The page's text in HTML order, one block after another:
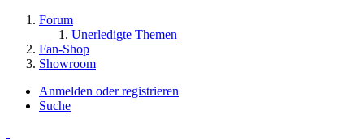
Forum
Unerledigte Themen
Fan-Shop
Showroom
Anmelden oder registrieren
Suche